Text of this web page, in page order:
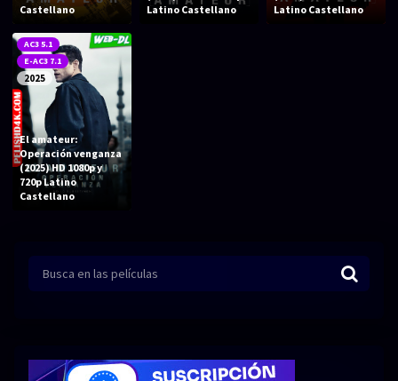
Aventura
Comedia
Terror
Familia
Fantástico
Series 720p 2160p 4K SDR
Castellano
Latino Castellano
Latino Castellano
AC3 5.1
E-AC3 7.1
2025
El amateur:
Operación venganza
(2025) HD 1080p y
720p Latino
Castellano